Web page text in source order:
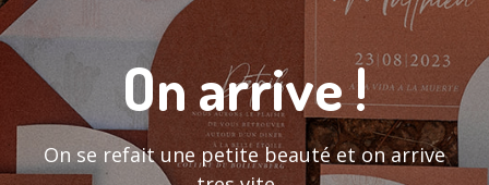
On arrive !
On se refait une petite beauté et on arrive